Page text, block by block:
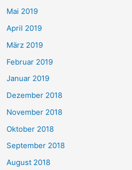
Mai 2019
April 2019
März 2019
Februar 2019
Januar 2019
Dezember 2018
November 2018
Oktober 2018
September 2018
August 2018